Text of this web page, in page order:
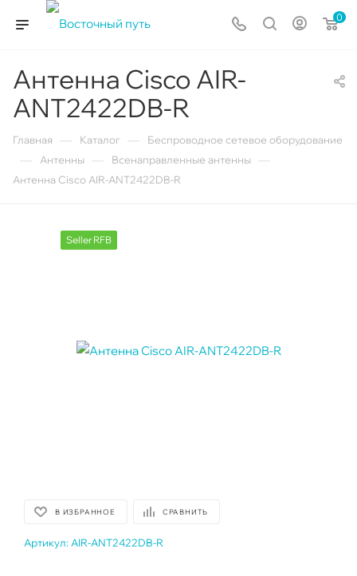
0
Антенна Cisco AIR-
ANT2422DB-R
Главная Каталог Беспроводное сетевое оборудование
Антенны Всенаправленные антенны
Антенна Cisco AIR-ANT2422DB-R
Seller RFB
В ИЗБРАННОЕ СРАВНИТЬ
Артикул: AIR-ANT2422DB-R